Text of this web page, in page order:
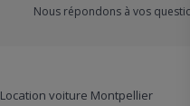
Nous répondons à vos
Location voiture Montpellier